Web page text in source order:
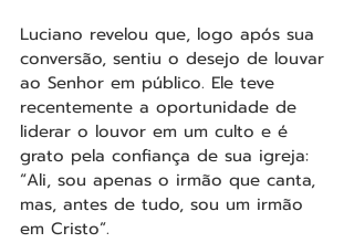
Luciano revelou que, logo após sua
conversão, sentiu o desejo de louvar
ao Senhor em público. Ele teve
recentemente a oportunidade de
liderar o louvor em um culto e é
grato pela confiança de sua igreja:
“Ali, sou apenas o irmão que canta,
mas, antes de tudo, sou um irmão
em Cristo”.